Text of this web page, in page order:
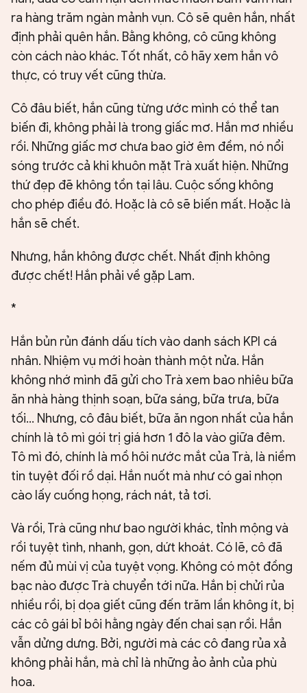
ra hàng trăm ngàn mảnh vụn. Cô sẽ quên hắn, nhất
định phải quên hắn. Bằng không, cô cũng không
còn cách nào khác. Tốt nhất, cô hãy xem hắn vô
thực, có truy vết cũng thừa.
Cô đâu biết, hắn cũng từng ước mình có thể tan
biến đi, không phải là trong giấc mơ. Hắn mơ nhiều
rồi. Những giấc mơ chưa bao giờ êm đềm, nó nổi
sóng trước cả khi khuôn mặt Trà xuất hiện. Những
thứ đẹp đẽ không tồn tại lâu. Cuộc sống không
cho phép điều đó. Hoặc là cô sẽ biến mất. Hoặc là
hắn sẽ chết.
Nhưng, hắn không được chết. Nhất định không
được chết! Hắn phải về gặp Lam.
*
Hắn bủn rủn đánh dấu tích vào danh sách KPI cá
nhân. Nhiệm vụ mới hoàn thành một nửa. Hắn
không nhớ mình đã gửi cho Trà xem bao nhiêu bữa
ăn nhà hàng thịnh soạn, bữa sáng, bữa trưa, bữa
tối... Nhưng, cô đâu biết, bữa ăn ngon nhất của hắn
chính là tô mì gói trị giá hơn 1 đô la vào giữa đêm.
Tô mì đó, chính là mồ hôi nước mắt của Trà, là niềm
tin tuyệt đối rồ dại. Hắn nuốt mà như có gai nhọn
cào lấy cuống họng, rách nát, tả tơi.
Và rồi, Trà cũng như bao người khác, tỉnh mộng và
rồi tuyệt tình, nhanh, gọn, dứt khoát. Có lẽ, cô đã
nếm đủ mùi vị của tuyệt vọng. Không có một đồng
bạc nào được Trà chuyển tới nữa. Hắn bị chửi rủa
nhiều rồi, bị dọa giết cũng đến trăm lần không ít, bị
các cô gái bỉ bôi hằng ngày đến chai sạn rồi. Hắn
vẫn dửng dưng. Bởi, người mà các cô đang rủa xả
không phải hắn, mà chỉ là những ảo ảnh của phù
hoa.